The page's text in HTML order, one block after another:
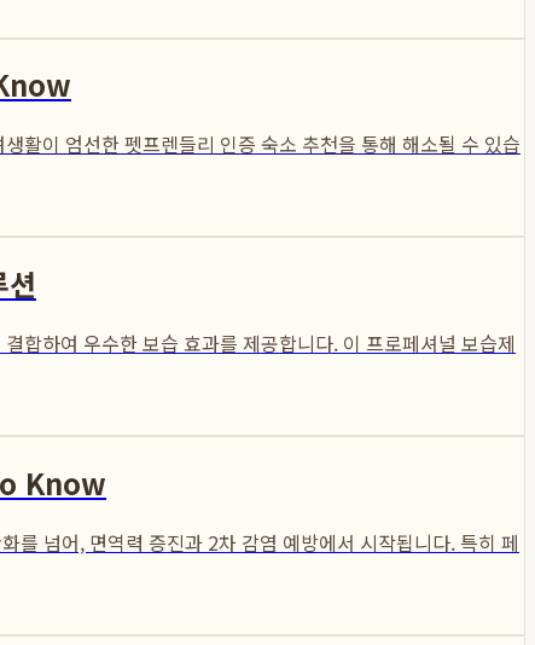
활이 엄선한 펫프렌들리 인증 숙소 추천을 통해 해소될 수 있습
합하여 우수한 보습 효과를 제공합니다. 이 프로페셔널 보습제
Know
를 넘어, 면역력 증진과 2차 감염 예방에서 시작됩니다. 특히 페